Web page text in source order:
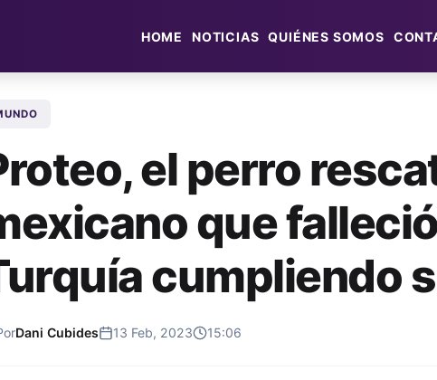
HOME NOTICIAS QUIÉNES SOMOS
el perro
que
cumpliendo
Dani Cubides 13 Feb, 2023 15:06